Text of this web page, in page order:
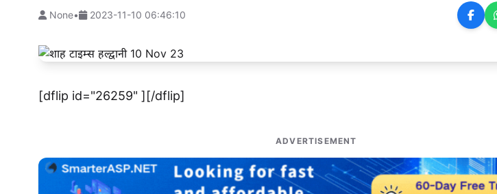
None• 2023-11-10 06:46:10
[dflip id="26259" ][/dflip]
ADVERTISEMENT